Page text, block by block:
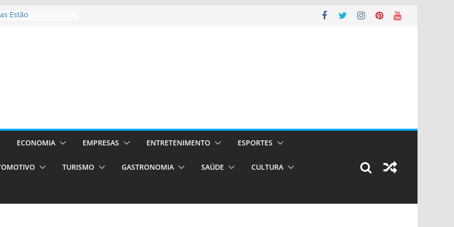
Estão
em Porto
de transfer,
de alto padrão
bolsas –
para o segundo
únicas e
de volta!
ECONOMIA EMPRESAS ENTRETENIMENTO ESPORTES
TURISMO GASTRONOMIA SAÚDE CULTURA